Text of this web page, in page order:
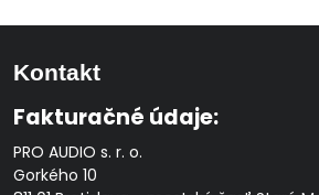
Kontakt
Fakturačné údaje:
PRO AUDIO s. r. o.
Gorkého 10